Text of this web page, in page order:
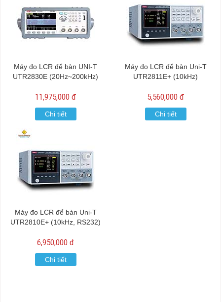
Máy đo LCR để bàn UNI-T
UTR2830E (20Hz~200kHz)
11,975,000 đ
Chi tiết
Máy đo LCR để bàn Uni-T
UTR2811E+ (10kHz)
5,560,000 đ
Chi tiết
Máy đo LCR để bàn Uni-T
UTR2810E+ (10kHz, RS232)
6,950,000 đ
Chi tiết